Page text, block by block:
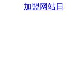
加盟网站日